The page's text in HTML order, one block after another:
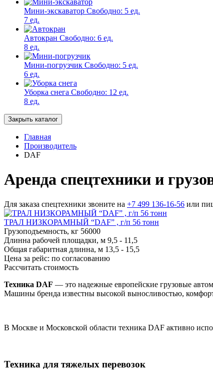
Мини-экскаватор Свободно: 5 ед.
7 ед.
Автокран Свободно: 6 ед.
8 ед.
Мини-погрузчик Свободно: 5 ед.
6 ед.
Уборка снега Свободно: 12 ед.
8 ед.
Закрыть каталог
Главная
Производитель
DAF
Аренда спецтехники и
Для заказа спецтехники звоните на +7 499 136-16-56 или
ТРАЛ НИЗКОРАМНЫЙ “DAF” , г/п 56 тонн
Грузоподъемность, кг 56000
Длинна рабочей площадки, м 9,5 - 11,5
Общая габаритная длинна, м 13,5 - 15,5
Цена за рейс: по согласованию
Рассчитать стоимость
Техника DAF — это надежные европейские грузовые
Машины бренда известны высокой выносливостью,
В Москве и Московской области техника DAF активно
Техника для тяжелых перевозок